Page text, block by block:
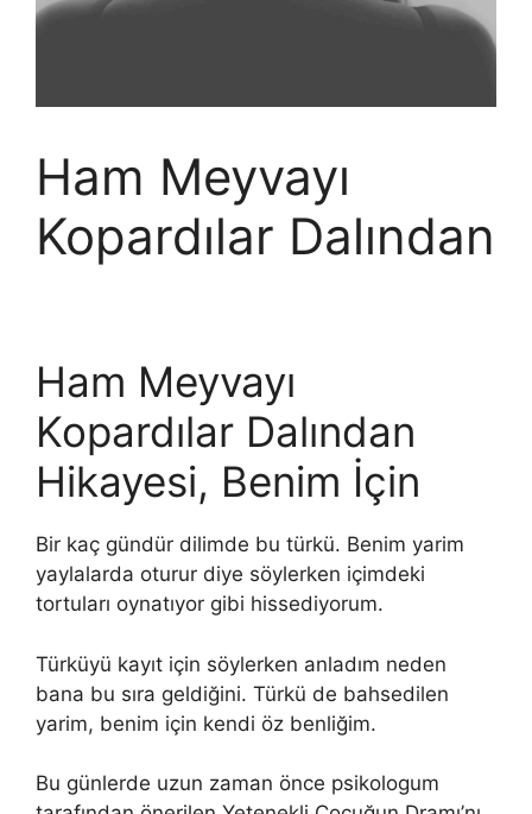
Ham Meyvayı
Kopardılar Dalından
Ham Meyvayı
Kopardılar Dalından
Hikayesi, Benim İçin
Bir kaç gündür dilimde bu türkü. Benim yarim
yaylalarda oturur diye söylerken içimdeki
tortuları oynatıyor gibi hissediyorum.
Türküyü kayıt için söylerken anladım neden
bana bu sıra geldiğini. Türkü de bahsedilen
yarim, benim için kendi öz benliğim.
Bu günlerde uzun zaman önce psikologum